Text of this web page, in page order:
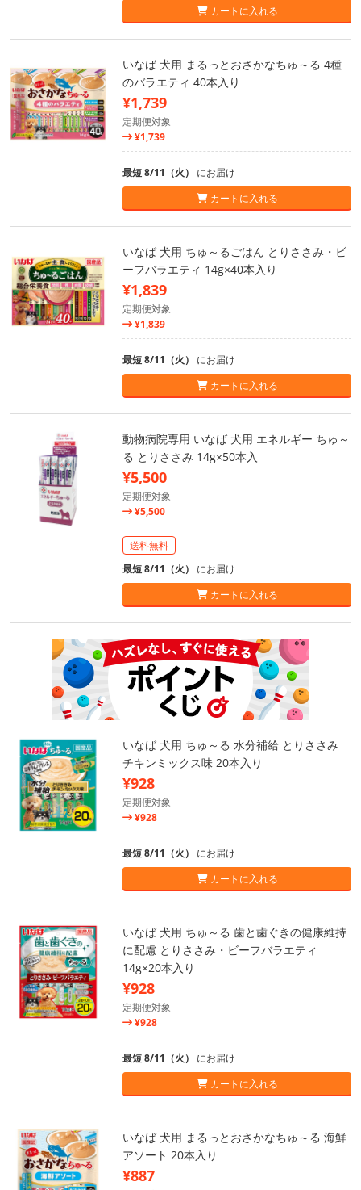
カートに入れる
いなば 犬用 まるっとおさかなちゅ～る 4種
のバラエティ 40本入り
¥1,739
定期便対象
¥1,739
最短 8/11（火） にお届け
カートに入れる
いなば 犬用 ちゅ～るごはん とりささみ・ビ
ーフバラエティ 14g×40本入り
¥1,839
定期便対象
¥1,839
最短 8/11（火） にお届け
カートに入れる
動物病院専用 いなば 犬用 エネルギー ちゅ～
る とりささみ 14g×50本入
¥5,500
定期便対象
¥5,500
送料無料
最短 8/11（火） にお届け
カートに入れる
いなば 犬用 ちゅ～る 水分補給 とりささみ
チキンミックス味 20本入り
¥928
定期便対象
¥928
最短 8/11（火） にお届け
カートに入れる
いなば 犬用 ちゅ～る 歯と歯ぐきの健康維持
に配慮 とりささみ・ビーフバラエティ
14g×20本入り
¥928
定期便対象
¥928
最短 8/11（火） にお届け
カートに入れる
いなば 犬用 まるっとおさかなちゅ～る 海鮮
アソート 20本入り
¥887